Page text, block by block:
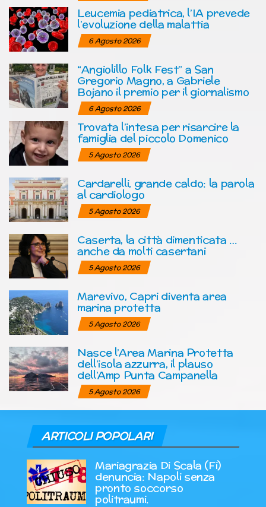
Leucemia pediatrica, l’IA prevede
l’evoluzione della malattia
6 Agosto 2026
“Angiolillo Folk Fest” a San
Gregorio Magno, a Gabriele
Bojano il premio per il giornalismo
6 Agosto 2026
Trovata l’intesa per risarcire la
famiglia del piccolo Domenico
5 Agosto 2026
Cardarelli, grande caldo: la parola
al cardiologo
5 Agosto 2026
Caserta, la città dimenticata …
anche da molti casertani
5 Agosto 2026
Marevivo, Capri diventa area
marina protetta
5 Agosto 2026
Nasce l’Area Marina Protetta
dell’isola azzurra, il plauso
dell’Amp Punta Campanella
5 Agosto 2026
ARTICOLI POPOLARI
Mariagrazia Di Scala (Fi)
denuncia: Napoli senza
pronto soccorso
politraumi.